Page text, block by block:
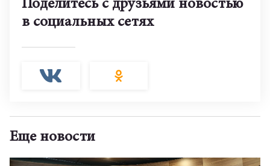
Поделитесь с друзьями новостью
в социальных сетях
Еще новости